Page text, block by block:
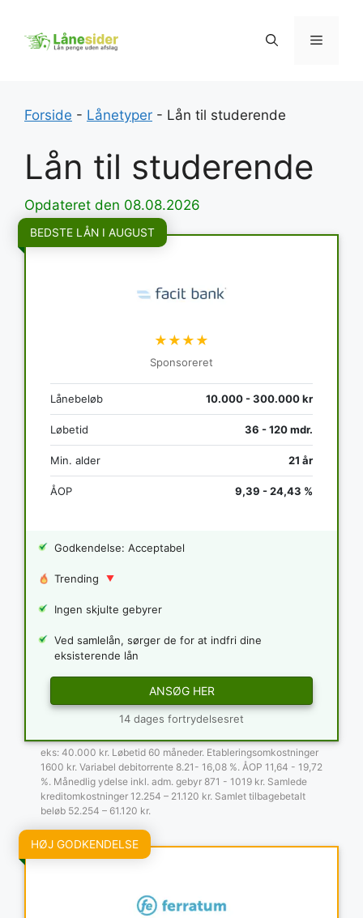
indhold
Menu
Forside - Lånetyper - Lån til studerende
Lån til studerende
Opdateret den 08.08.2026
BEDSTE LÅN I AUGUST
★★★★
Sponsoreret
Lånebeløb 10.000 - 300.000 kr
Løbetid 36 - 120 mdr.
Min. alder 21 år
ÅOP 9,39 - 24,43 %
Godkendelse: Acceptabel
Trending
Ingen skjulte gebyrer
Ved samlelån, sørger de for at indfri dine
eksisterende lån
ANSØG HER
14 dages fortrydelsesret
eks: 40.000 kr. Løbetid 60 måneder. Etableringsomkostninger
1600 kr. Variabel debitorrente 8.21- 16,08 %. ÅOP 11,64 - 19,72
%. Månedlig ydelse inkl. adm. gebyr 871 - 1019 kr. Samlede
kreditomkostninger 12.254 – 21.120 kr. Samlet tilbagebetalt
beløb 52.254 – 61.120 kr.
HØJ GODKENDELSE